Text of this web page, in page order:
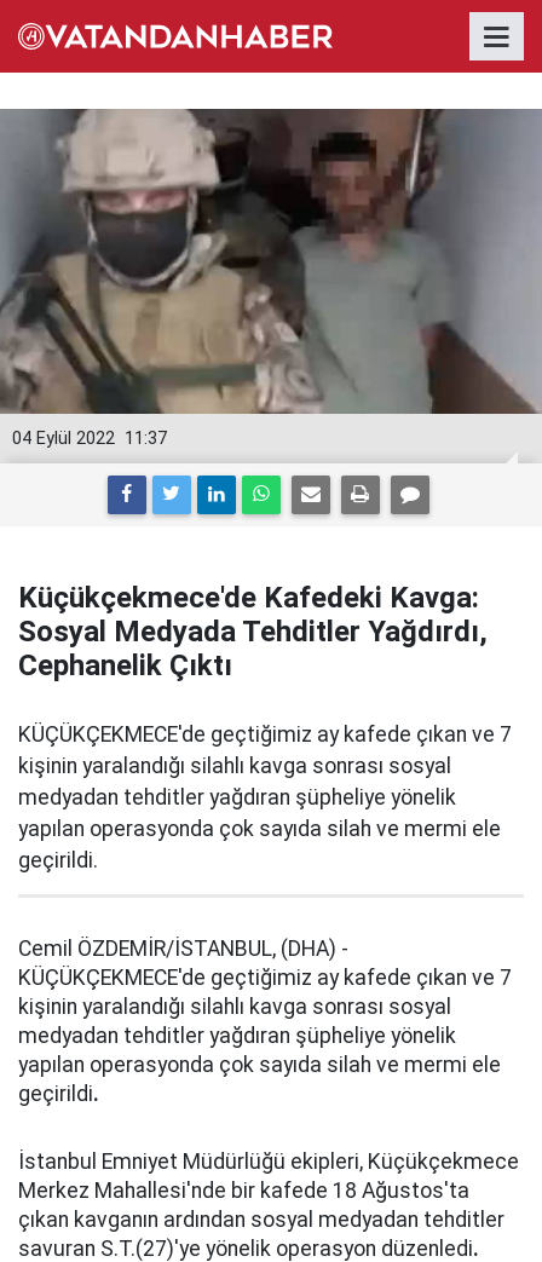
11:37
04 Eylül 2022
Küçükçekmece'de Kafedeki Kavga:
Sosyal Medyada Tehditler Yağdırdı,
Cephanelik Çıktı
KÜÇÜKÇEKMECE'de geçtiğimiz ay kafede çıkan ve 7
kişinin yaralandığı silahlı kavga sonrası sosyal
medyadan tehditler yağdıran şüpheliye yönelik
yapılan operasyonda çok sayıda silah ve mermi ele
geçirildi.
Cemil ÖZDEMİR/İSTANBUL, (DHA) -
KÜÇÜKÇEKMECE'de geçtiğimiz ay kafede çıkan ve 7
kişinin yaralandığı silahlı kavga sonrası sosyal
medyadan tehditler yağdıran şüpheliye yönelik
yapılan operasyonda çok sayıda silah ve mermi ele
geçirildi.
İstanbul Emniyet Müdürlüğü ekipleri, Küçükçekmece
Merkez Mahallesi'nde bir kafede 18 Ağustos'ta
çıkan kavganın ardından sosyal medyadan tehditler
savuran S.T.(27)'ye yönelik operasyon düzenledi.